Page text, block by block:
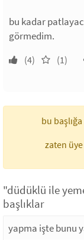
bu kadar
görmedim.
(4) (1)
bu
zaten
"düdüklü ile
başlıklar
yapma işte bunu